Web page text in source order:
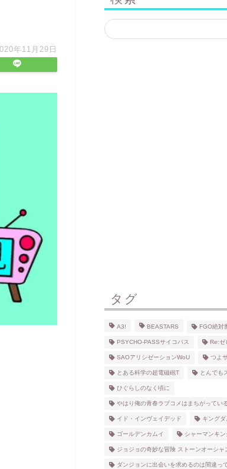
年11月29日
タグ
A3! BEASTARS FGO絶対
PSYCHO-PASSサイコパス Re:ゼ
SAOアリシゼーションWoU つよ
とある科学の超電磁砲T とんでも
ひぐらしのなく頃に
やはり俺の青春ラブコメはまちがってい
イド・インヴェイデッド キングダ
ゴールデンカムイ シャーマンキン
ジョジョの奇妙な冒険 ストーンオーシャ
ダンジョンに出会いを求めるのは間違っ